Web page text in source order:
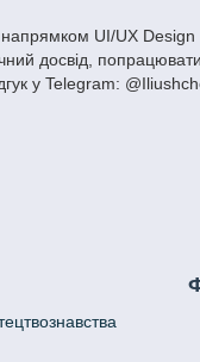
UI/UX Design
досвід,
у Telegram: